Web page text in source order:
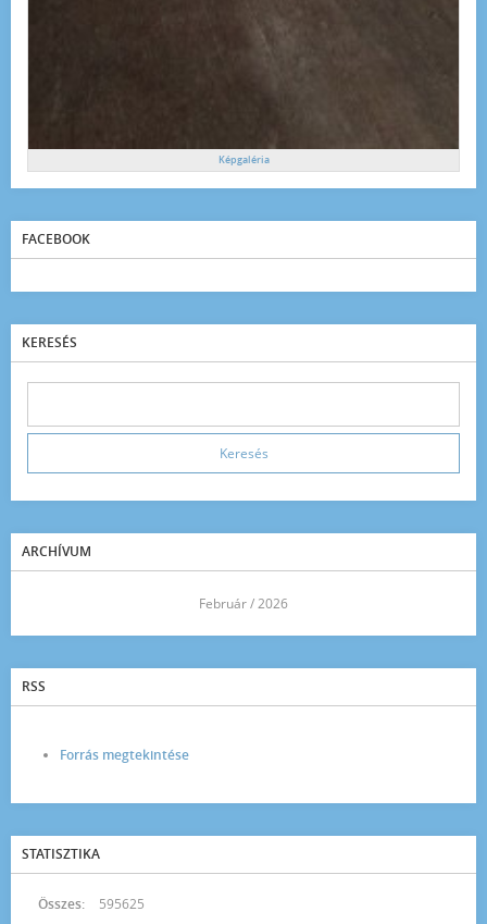
Képgaléria
FACEBOOK
KERESÉS
ARCHÍVUM
Február / 2026
RSS
Forrás megtekintése
STATISZTIKA
Összes:
595625